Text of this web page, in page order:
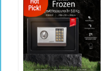
ระบบ
หมุน
1 ชุด)
ระบบ